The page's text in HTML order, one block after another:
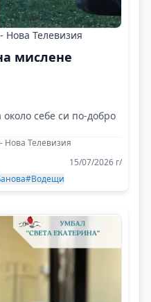
Нова Телевизия
мислене
себе си по-добро
Нова Телевизия
15/07/2026 г/
#Водещи